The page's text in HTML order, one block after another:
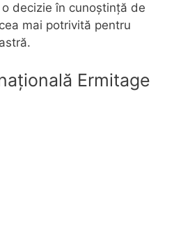
decizie în cunoștință de
mai potrivită pentru
Ermitage